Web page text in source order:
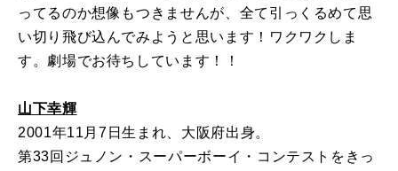
ってるのか想像もつきませんが、全て引っくるめて思
い切り飛び込んでみようと思います！ワクワクしま
す。劇場でお待ちしています！！
山下幸輝
2001年11月7日生まれ、大阪府出身。
第33回ジュノン・スーパーボーイ・コンテストをきっ